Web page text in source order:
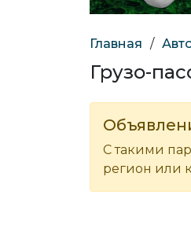
Главная /
Грузо-
С такими
регион или